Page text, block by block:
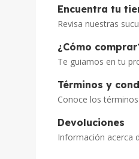
Encuentra tu
Revisa nuestras
¿Cómo
Te guiamos en tu
Términos y
Conoce los
Devoluciones
Información acerca